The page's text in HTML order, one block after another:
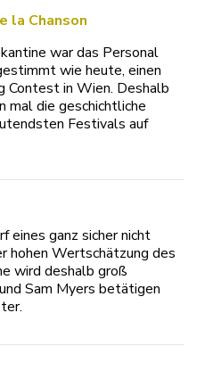
la Chanson
war das Personal
wie heute, einen
Contest in Wien. Deshalb
mal die geschichtliche
Festivals auf
eines ganz sicher nicht
hohen Wertschätzung des
wird deshalb groß
Sam Myers betätigen